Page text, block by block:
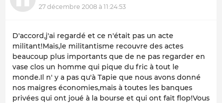
27 décembre 2008 à 11:24:53
D'accord,j'ai regardé et ce n'était pas un acte
militant!Mais,le militantisme recouvre des actes
beaucoup plus importants que de ne pas regarder en
vase clos un homme qui pique du fric à tout le
monde.Il n' y a pas qu'à Tapie que nous avons donné
nos maigres économies,mais à toutes les banques
privées qui ont joué à la bourse et qui ont fait flop!Vous